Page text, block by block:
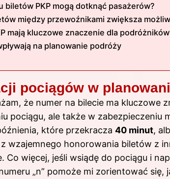
biletów PKP mogą dotknąć pasażerów?
między przewoźnikami zwiększa
mają kluczowe znaczenie dla
na planowanie podróży
pociągów w
że numer na bilecie ma kluczowe
pociągu, ale także w zabezpieczeniu
które przekracza 40 minut,
wzajemnego honorowania biletów z
Co więcej, jeśli wsiądę do pociągu i
„n” pomoże mi zorientować się,